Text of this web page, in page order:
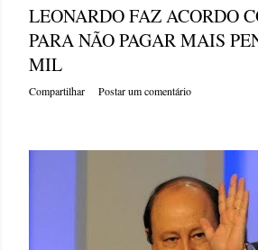
LEONARDO FAZ ACORDO
PARA NÃO PAGAR MAIS
MIL
Compartilhar Postar um comentário